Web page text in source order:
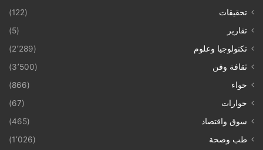
تحقيقات
(122)
تقارير
(5)
تكنولوجيا وعلوم
(2٬289)
ثقافة وفن
(3٬500)
حواء
(866)
حوارات
(67)
سوق واقتصاد
(465)
طب وصحة
(1٬026)